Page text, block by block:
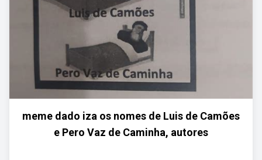
meme dado iza os nomes de Luis de Camões
e Pero Vaz de Caminha, autores